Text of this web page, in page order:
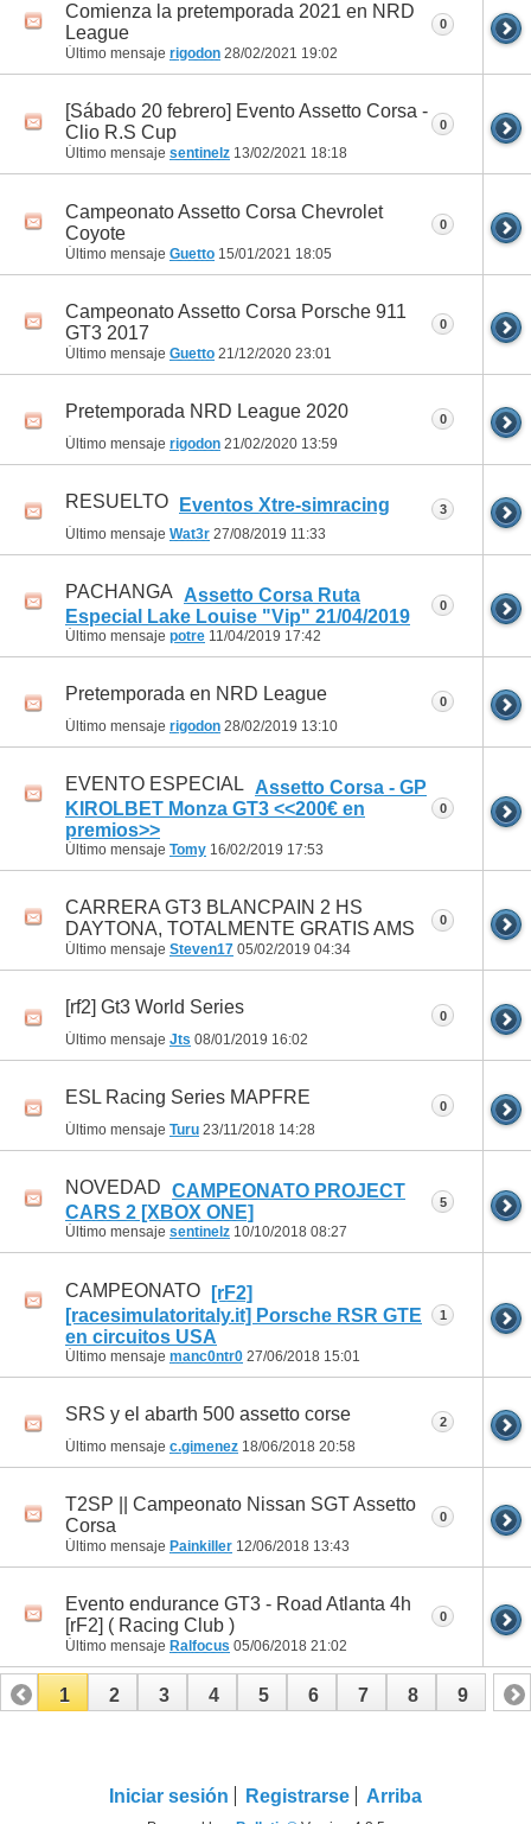
Comienza la pretemporada 2021 en NRD
League
Último mensaje rigodon 28/02/2021 19:02
0
[Sábado 20 febrero] Evento Assetto Corsa -
Clio R.S Cup
Último mensaje sentinelz 13/02/2021 18:18
0
Campeonato Assetto Corsa Chevrolet
Coyote
Último mensaje Guetto 15/01/2021 18:05
0
Campeonato Assetto Corsa Porsche 911
GT3 2017
Último mensaje Guetto 21/12/2020 23:01
0
Pretemporada NRD League 2020
Último mensaje rigodon 21/02/2020 13:59
0
RESUELTO Eventos Xtre-simracing
Último mensaje Wat3r 27/08/2019 11:33
3
PACHANGA
Assetto Corsa Ruta
Especial Lake Louise "Vip" 21/04/2019
Último mensaje potre 11/04/2019 17:42
0
Pretemporada en NRD League
Último mensaje rigodon 28/02/2019 13:10
0
EVENTO ESPECIAL
Assetto Corsa - GP
KIROLBET Monza GT3 <<200€ en
premios>>
Último mensaje Tomy 16/02/2019 17:53
0
CARRERA GT3 BLANCPAIN 2 HS
DAYTONA, TOTALMENTE GRATIS AMS
Último mensaje Steven17 05/02/2019 04:34
0
[rf2] Gt3 World Series
Último mensaje Jts 08/01/2019 16:02
0
ESL Racing Series MAPFRE
Último mensaje Turu 23/11/2018 14:28
0
NOVEDAD CAMPEONATO PROJECT
CARS 2 [XBOX ONE]
Último mensaje sentinelz 10/10/2018 08:27
5
CAMPEONATO
[rF2]
[racesimulatoritaly.it] Porsche RSR GTE
en circuitos USA
Último mensaje manc0ntr0 27/06/2018 15:01
1
SRS y el abarth 500 assetto corse
Último mensaje c.gimenez 18/06/2018 20:58
2
T2SP || Campeonato Nissan SGT Assetto
Corsa
Último mensaje Painkiller 12/06/2018 13:43
0
Evento endurance GT3 - Road Atlanta 4h
[rF2] ( Racing Club )
Último mensaje Ralfocus 05/06/2018 21:02
0
1 2 3 4 5 6 7 8 9
Iniciar sesión Registrarse Arriba